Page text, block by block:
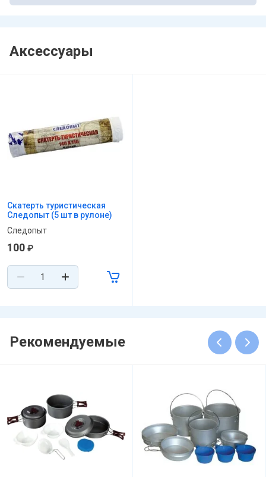
Аксессуары
Скатерть туристическая
Следопыт (5 шт в рулоне)
Следопыт
100 ₽
Рекомендуемые